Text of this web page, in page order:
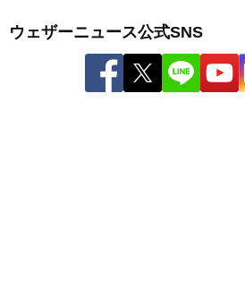
ウェザーニュース公式SNS